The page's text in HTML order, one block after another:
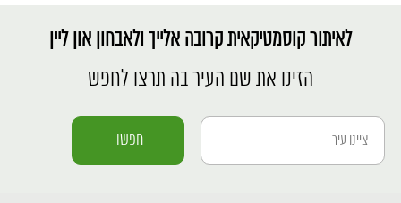
לאיתור קוסמטיקאית קרובה אלייך ולאבחון און ליין
הזינו את שם העיר בה תרצו לחפש